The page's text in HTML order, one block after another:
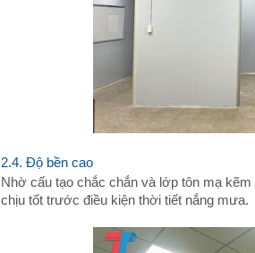
2.4. Độ bền cao
Nhờ cấu tạo chắc chắn và lớp tôn mạ
chịu tốt trước điều kiện thời tiết nắng mưa.